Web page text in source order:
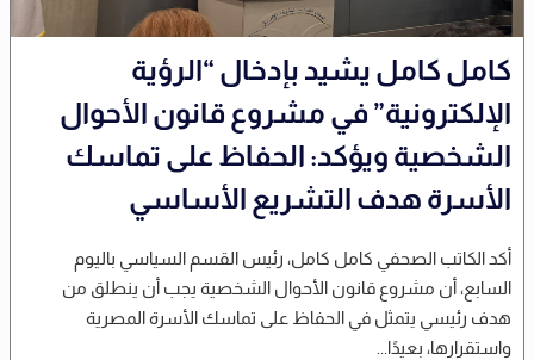
كامل كامل يشيد بإدخال “الرؤية
الإلكترونية” في مشروع قانون الأحوال
الشخصية ويؤكد: الحفاظ على تماسك
الأسرة هدف التشريع الأساسي
أكد الكاتب الصحفي كامل كامل، رئيس القسم السياسي باليوم
السابع، أن مشروع قانون الأحوال الشخصية يجب أن ينطلق من
هدف رئيسي يتمثل في الحفاظ على تماسك الأسرة المصرية
واستقرارها، بعيدًا...